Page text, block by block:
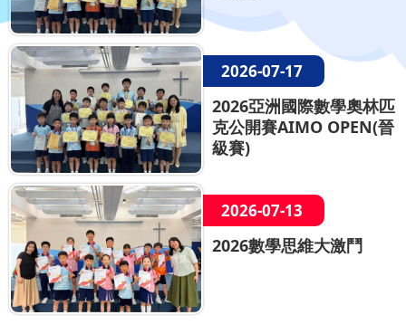
2026-07-17
2026亞洲國際數學奧林匹
克公開賽AIMO OPEN(晉
級賽)
2026-07-13
2026數學思維大激鬥